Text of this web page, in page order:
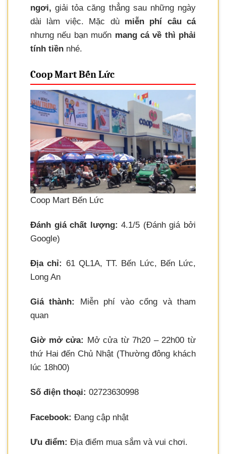
ngơi, giải tỏa căng thẳng sau những ngày
dài làm việc. Mặc dùmiễn phí câu cá
nhưng nếu bạn muốn mang cá về thì phải
tính tiền nhé.
Coop Mart Bến Lức
Coop Mart Bến Lức
Đánh giá chất lượng: 4.1/5 (Đánh giá bởi
Google)
Địa chỉ: 61 QL1A, TT. Bến Lức, Bến Lức,
Long An
Giá thành:
Miễn phí vào cổng và tham
quan
Giờ mở cửa: Mở cửa từ 7h20 – 22h00 từ
thứ Hai đến Chủ Nhật (Thường đông khách
lúc 18h00)
Số điện thoại: 02723630998
Facebook: Đang cập nhật
Ưu điểm: Địa điểm mua sắm và vui chơi.